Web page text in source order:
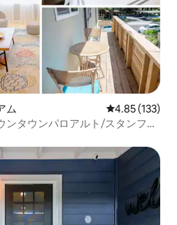
ム レビュー133
4.85 (133)
ンタウンパロアルト/スタンフォ